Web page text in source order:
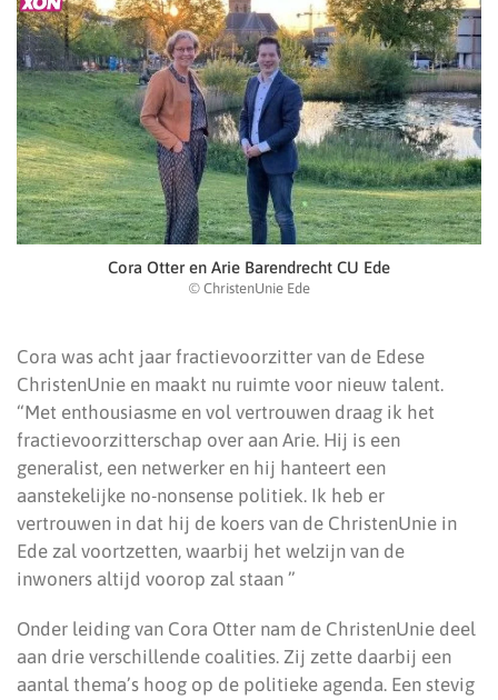
Cora Otter en Arie Barendrecht CU Ede
© ChristenUnie Ede
Cora was acht jaar fractievoorzitter van de Edese
ChristenUnie en maakt nu ruimte voor nieuw talent.
“Met enthousiasme en vol vertrouwen draag ik het
fractievoorzitterschap over aan Arie. Hij is een
generalist, een netwerker en hij hanteert een
aanstekelijke no-nonsense politiek. Ik heb er
vertrouwen in dat hij de koers van de ChristenUnie in
Ede zal voortzetten, waarbij het welzijn van de
inwoners altijd voorop zal staan ”
Onder leiding van Cora Otter nam de ChristenUnie deel
aan drie verschillende coalities. Zij zette daarbij een
aantal thema’s hoog op de politieke agenda. Een stevig